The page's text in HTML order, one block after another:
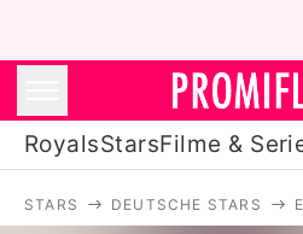
RoyalsStarsFilme &
STARS DEUTSCHE STARS